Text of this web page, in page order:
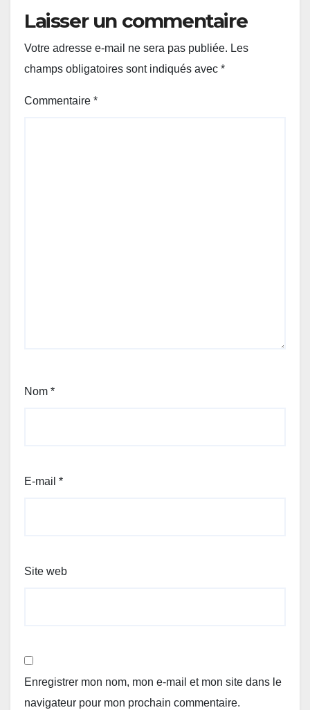
Laisser un commentaire
Votre adresse e-mail ne sera pas publiée. Les
champs obligatoires sont indiqués avec *
Commentaire *
Nom *
E-mail *
Site web
Enregistrer mon nom, mon e-mail et mon site dans le
navigateur pour mon prochain commentaire.